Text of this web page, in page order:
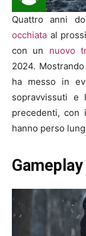
Quattro anni
occhiata al
con un nuovo
2024.
ha messo in
sopravvissuti e
precedenti, con
hanno perso